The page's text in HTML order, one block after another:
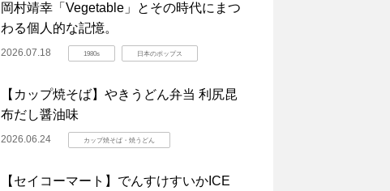
岡村靖幸「Vegetable」とその時代にまつ
わる個人的な記憶。
2026.07.18 1980s 日本のポップス
【カップ焼そば】やきうどん弁当 利尻昆
布だし醤油味
2026.06.24 カップ焼そば・焼うどん
【セイコーマート】でんすけすいかICE